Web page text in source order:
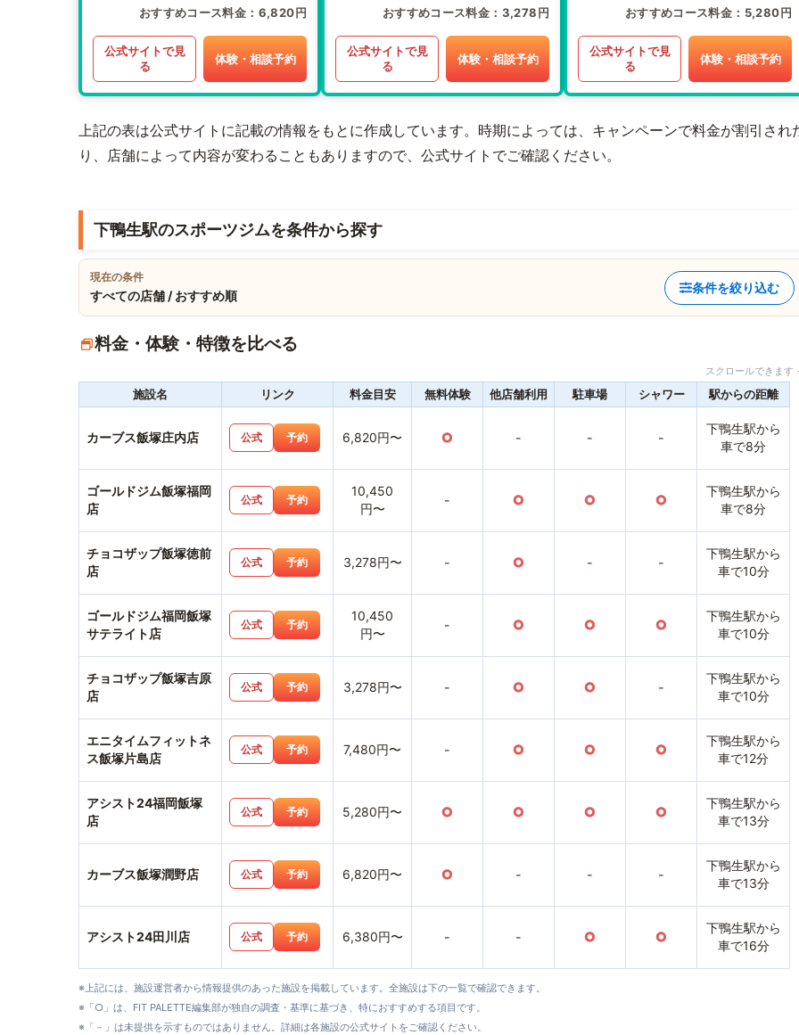
おすすめコース料金 6,820円
公式サイトで見
る
体験・相談予約
おすすめコース料金 3,278円
公式サイトで見
る
体験・相談予約
おすすめコース料金 5,280円
公式サイトで見
る
体験・相談予約
上記の表は公式サイトに記載の情報をもとに作成しています。時期によっては、キャンペーンで料金が割引され
り、店舗によって内容が変わることもありますので、公式サイトでご確認ください。
下鴨生駅のスポーツジムを条件から探す
現在の条件
すべての店舗 / おすすめ順
条件を絞り込む
料金・体験・特徴を比べる
スクロールできま
施設名 リンク 料金目安 無料体験 他店舗利用 駐車場 シャワー 駅からの距離
カーブス飯塚庄内店 公式 予約 6,820円〜 ○ - - -
下鴨生駅から
車で8分
ゴールドジム飯塚福岡
店
公式 予約
10,450
円〜
- ○ ○ ○
下鴨生駅から
車で8分
チョコザップ飯塚徳前
店
公式 予約 3,278円〜 - ○ - -
下鴨生駅から
車で10分
ゴールドジム福岡飯塚
サテライト店
公式 予約
10,450
円〜
- ○ ○ ○
下鴨生駅から
車で10分
チョコザップ飯塚吉原
店
公式 予約 3,278円〜 - ○ ○ -
下鴨生駅から
車で10分
エニタイムフィットネ
ス飯塚片島店
公式 予約 7,480円〜 - ○ ○ ○
下鴨生駅から
車で12分
アシスト24福岡飯塚
店
公式 予約 5,280円〜 ○ ○ ○ ○
下鴨生駅から
車で13分
カーブス飯塚潤野店 公式 予約 6,820円〜 ○ - - -
下鴨生駅から
車で13分
アシスト24田川店 公式 予約 6,380円〜 - - ○ ○
下鴨生駅から
車で16分
※上記には、施設運営者から情報提供のあった施設を掲載しています。全施設は下の一覧で確認できます。
※「○」は、FIT PALETTE編集部が独自の調査・基準に基づき、特におすすめする項目です。
※「－」は未提供を示すものではありません。詳細は各施設の公式サイトをご確認ください。